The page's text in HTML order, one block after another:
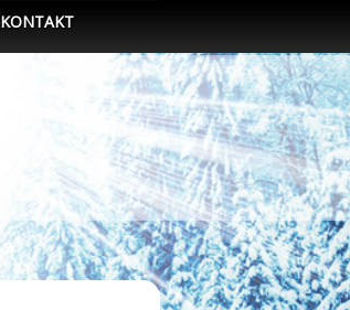
KONTAKT